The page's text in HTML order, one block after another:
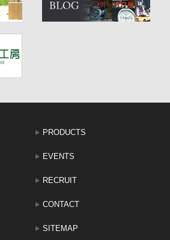
PRODUCTS
EVENTS
RECRUIT
CONTACT
SITEMAP